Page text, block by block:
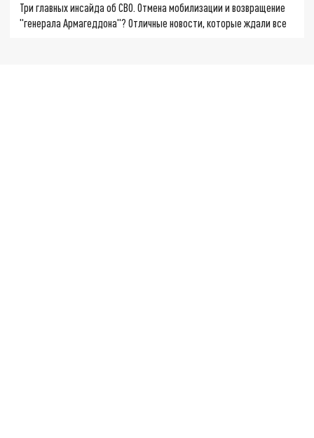
Три главных инсайда об СВО. Отмена мобилизации и возвращение
"генерала Армагеддона"? Отличные новости, которые ждали все